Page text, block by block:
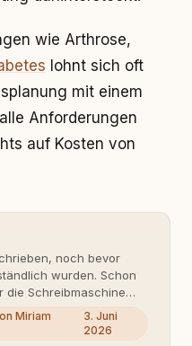
wie Arthrose,
lohnt sich oft
mit einem
Anforderungen
auf Kosten von
noch bevor
wurden. Schon
die Schreibmaschine
und drauflos
Beobachtungen,
Miriam
3. Juni
2026